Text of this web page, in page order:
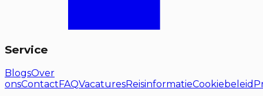
Service
BlogsOver
onsContactFAQVacaturesReisinformatieCookiebeleid